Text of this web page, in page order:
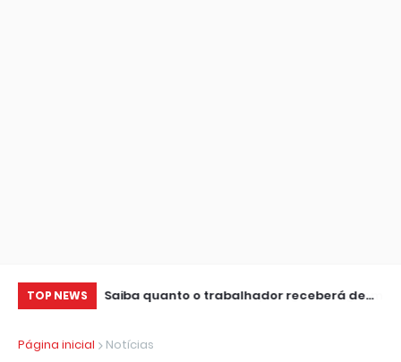
TOP NEWS
seguem
Saiba quanto o trabalhador receberá de
Página inicial
Notícias